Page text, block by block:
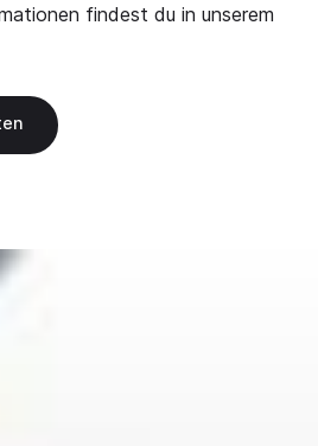
findest du in unserem